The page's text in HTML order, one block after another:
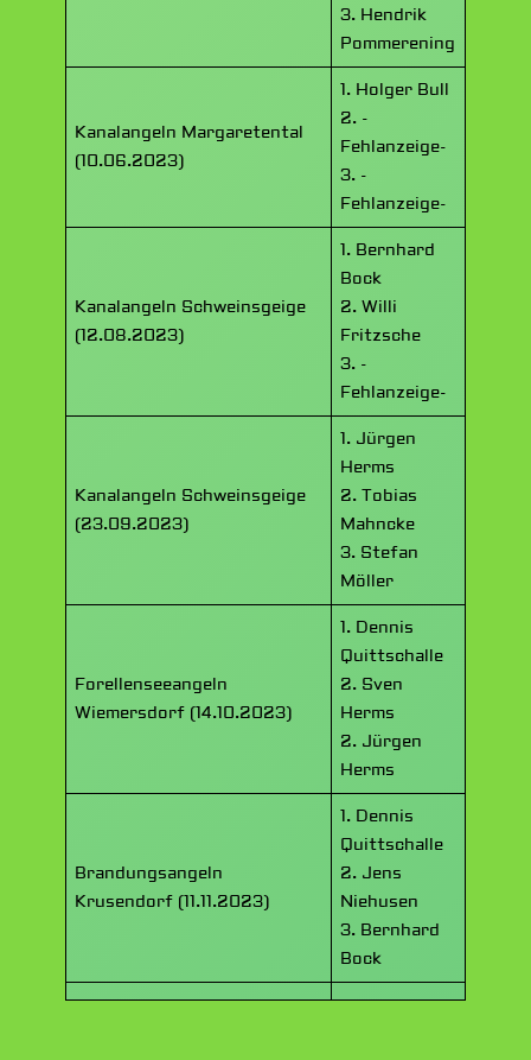
3. Hendrik
Pommerening
Kanalangeln Margaretental
(10.06.2023)
1. Holger Bull
2. -
Fehlanzeige-
3. -
Fehlanzeige-
Kanalangeln Schweinsgeige
(12.08.2023)
1. Bernhard
Bock
2. Willi
Fritzsche
3. -
Fehlanzeige-
Kanalangeln Schweinsgeige
(23.09.2023)
1. Jürgen
Herms
2. Tobias
Mahncke
3. Stefan
Möller
Forellenseeangeln
Wiemersdorf (14.10.2023)
1. Dennis
Quittschalle
2. Sven
Herms
2. Jürgen
Herms
Brandungsangeln
Krusendorf (11.11.2023)
1. Dennis
Quittschalle
2. Jens
Niehusen
3. Bernhard
Bock